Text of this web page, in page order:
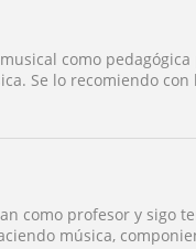
como
Se lo recomiendo
como profesor y sigo
música,